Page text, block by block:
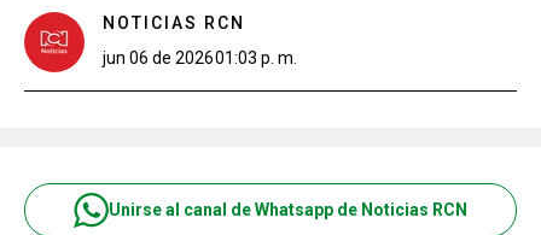
NOTICIAS RCN
jun 06 de 202601:03 p. m.
Unirse al canal de Whatsapp de Noticias RCN